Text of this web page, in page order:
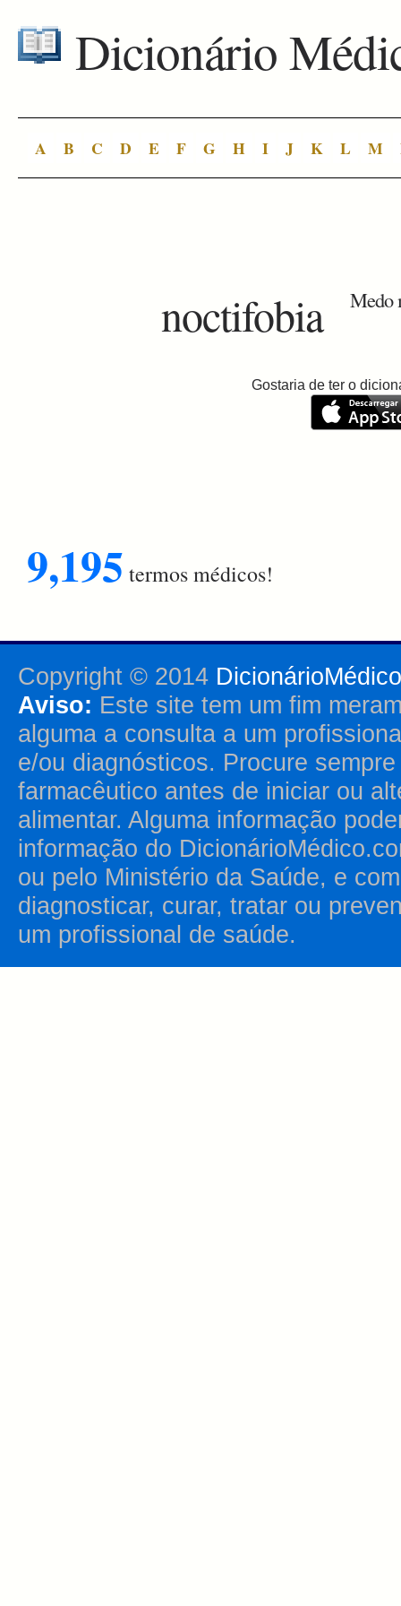
Dicionário
A B C D E F G H I J K L M
noctifobia Medo
Gostaria de ter o
9,195 termos médicos!
Copyright © 2014
Aviso: Este site tem um fim
alguma a consulta a um
e/ou diagnósticos. Procure
farmacêutico antes de iniciar ou
alimentar. Alguma informação
informação do
ou pelo Ministério da Saúde, e
diagnosticar, curar, tratar ou
um profissional de saúde.